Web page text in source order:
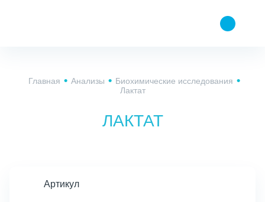
Главная Анализы
Биохимические исследования
Лактат
ЛАКТАТ
Артикул